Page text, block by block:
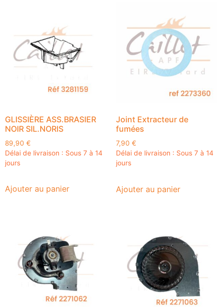
GLISSIÈRE ASS.BRASIER
NOIR SIL.NORIS
89,90 €
Délai de livraison : Sous 7 à 14
jours
Ajouter au panier
Joint Extracteur de
fumées
7,90 €
Délai de livraison : Sous 7 à 14
jours
Ajouter au panier